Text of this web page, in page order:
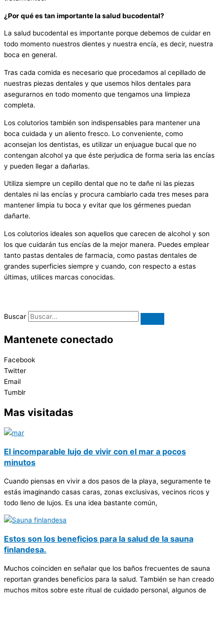
¿Por qué es tan importante la salud bucodental?
La salud bucodental es importante porque debemos de cuidar en
todo momento nuestros dientes y nuestra encía, es decir, nuestra
boca en general.
Tras cada comida es necesario que procedamos al cepillado de
nuestras piezas dentales y que usemos hilos dentales para
asegurarnos en todo momento que tengamos una limpieza
completa.
Los colutorios también son indispensables para mantener una
boca cuidada y un aliento fresco. Lo conveniente, como
aconsejan los dentistas, es utilizar un enjuague bucal que no
contengan alcohol ya que éste perjudica de forma seria las encías
y pueden llegar a dañarlas.
Utiliza siempre un cepillo dental que no te dañe ni las piezas
dentales ni las encías y procura cambiarlo cada tres meses para
mantener limpia tu boca y evitar que los gérmenes puedan
dañarte.
Los colutorios ideales son aquellos que carecen de alcohol y son
los que cuidarán tus encías de la mejor manera. Puedes emplear
tanto pastas dentales de farmacia, como pastas dentales de
grandes superficies siempre y cuando, con respecto a estas
últimas, utilices marcas conocidas.
Buscar
Mantenete conectado
Facebook
Twitter
Email
Tumblr
Mas visitadas
El incomparable lujo de vivir con el mar a pocos
minutos
Cuando piensas en vivir a dos pasos de la playa, seguramente te
estás imaginando casas caras, zonas exclusivas, vecinos ricos y
todo lleno de lujos. Es una idea bastante común,
Estos son los beneficios para la salud de la sauna
finlandesa.
Muchos coinciden en señalar que los baños frecuentes de sauna
reportan grandes beneficios para la salud. También se han creado
muchos mitos sobre este ritual de cuidado personal, algunos de